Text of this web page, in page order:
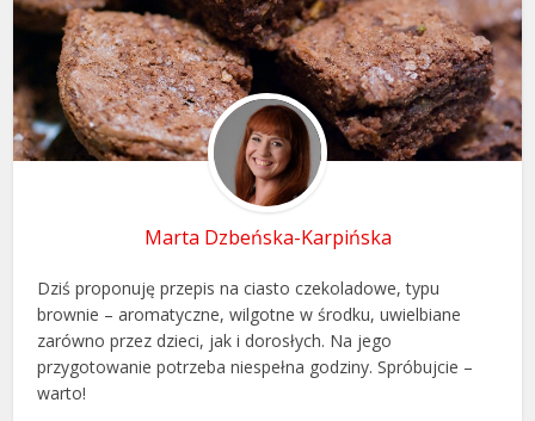
Marta Dzbeńska-Karpińska
Dziś proponuję przepis na ciasto czekoladowe, typu
brownie – aromatyczne, wilgotne w środku, uwielbiane
zarówno przez dzieci, jak i dorosłych. Na jego
przygotowanie potrzeba niespełna godziny. Spróbujcie –
warto!